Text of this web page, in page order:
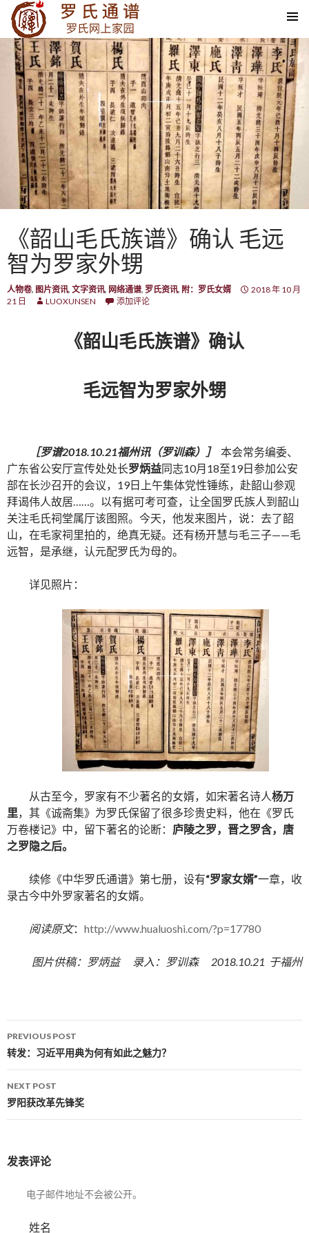
SKIP TO CONTENT
《韶山毛氏族谱》确认 毛远
智为罗家外甥
人物卷, 图片资讯, 文字资讯, 网络通谱, 罗氏资讯, 附：罗氏女婿
2018 年 10 月
21 日
LUOXUNSEN 添加评论
《韶山毛氏族谱》确认
毛远智为罗家外甥
［罗谱2018.10.21福州讯（罗训森）］
本会常务编委、
广东省公安厅宣传处处长罗炳益同志10月18至19日参加公安
部在长沙召开的会议，19日上午集体党性锤练，赴韶山参观
拜谒伟人故居……。以有据可考可查，让全国罗氏族人到韶山
关注毛氏祠堂属厅该图照。今天，他发来图片，说：去了韶
山，在毛家祠里拍的，绝真无疑。还有杨开慧与毛三子——毛
远智，是承继，认元配罗氏为母的。
详见照片：
从古至今，罗家有不少著名的女婿，如宋著名诗人杨万
里，其《诚斋集》为罗氏保留了很多珍贵史料，他在《罗氏
万卷楼记》中，留下著名的论断： 庐陵之罗，晋之罗含，唐
之罗隐之后。
续修《中华罗氏通谱》第七册，设有“罗家女婿”一章，收
录古今中外罗家著名的女婿。
阅读原文： http://www.hualuoshi.com/?p=17780
图片供稿：罗炳益 录入：罗训森 2018.10.21 于福州
Post navigation
PREVIOUS POST
转发：习近平用典为何有如此之魅力？
NEXT POST
罗阳获改革先锋奖
发表评论
电子邮件地址不会被公开。
姓名